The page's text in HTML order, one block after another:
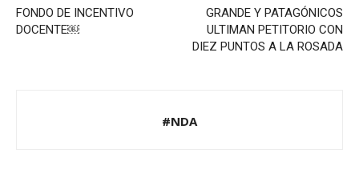
FONDO DE INCENTIVO
DOCENTE￼
GRANDE Y PATAGÓNICOS
ULTIMAN PETITORIO CON
DIEZ PUNTOS A LA ROSADA
#NDA